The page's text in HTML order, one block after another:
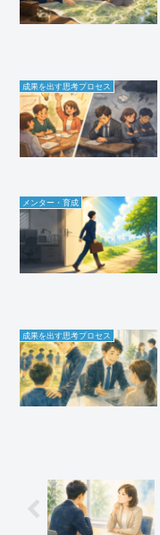
成果を出す思考プロセス
メンター・育成
成果を出す思考プロセス